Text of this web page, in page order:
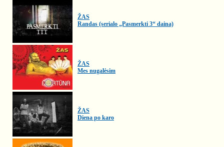
ŽAS
Randas (serialo „Pasmerkti 3“ daina)
ŽAS
Mes nugalėsim
ŽAS
Diena po karo